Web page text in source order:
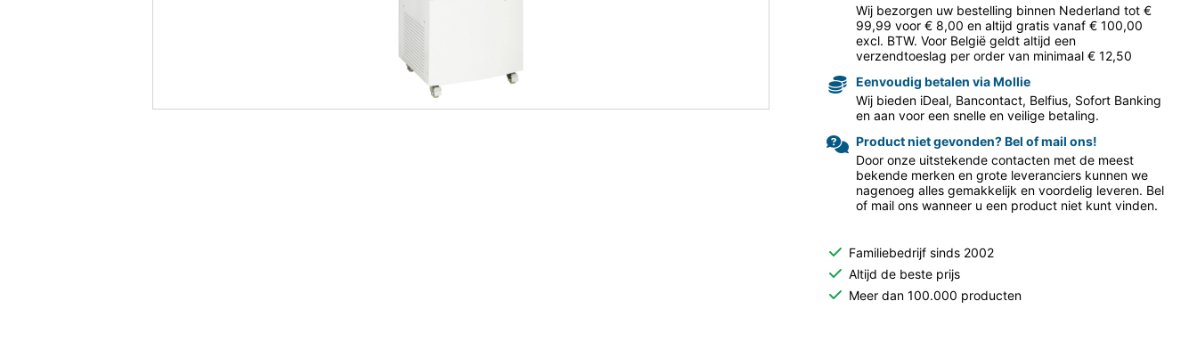
Wij bezorgen uw bestelling binnen Nederland tot €
99,99 voor € 8,00 en altijd gratis vanaf € 100,00
excl. BTW. Voor België geldt altijd een
verzendtoeslag per order van minimaal € 12,50
Eenvoudig betalen via Mollie
Wij bieden iDeal, Bancontact, Belfius, Sofort Banking
en aan voor een snelle en veilige betaling.
Product niet gevonden? Bel of mail ons!
Door onze uitstekende contacten met de meest
bekende merken en grote leveranciers kunnen we
nagenoeg alles gemakkelijk en voordelig leveren. Bel
of mail ons wanneer u een product niet kunt vinden.
Familiebedrijf sinds 2002
Altijd de beste prijs
Meer dan 100.000 producten